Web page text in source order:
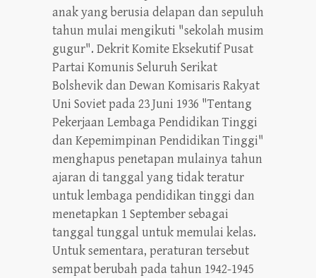
anak yang berusia delapan dan sepuluh
tahun mulai mengikuti "sekolah musim
gugur". Dekrit Komite Eksekutif Pusat
Partai Komunis Seluruh Serikat
Bolshevik dan Dewan Komisaris Rakyat
Uni Soviet pada 23 Juni 1936 "Tentang
Pekerjaan Lembaga Pendidikan Tinggi
dan Kepemimpinan Pendidikan Tinggi"
menghapus penetapan mulainya tahun
ajaran di tanggal yang tidak teratur
untuk lembaga pendidikan tinggi dan
menetapkan 1 September sebagai
tanggal tunggal untuk memulai kelas.
Untuk sementara, peraturan tersebut
sempat berubah pada tahun 1942-1945